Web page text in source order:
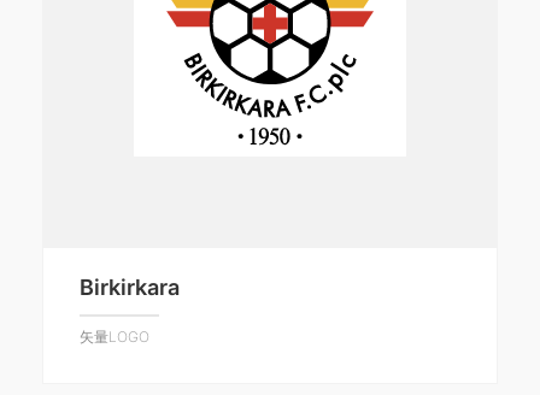
Birkirkara
矢量LOGO